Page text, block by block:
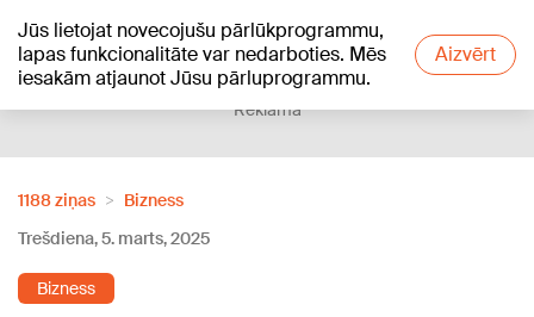
Jūs lietojat novecojušu pārlūkprogrammu,
lapas funkcionalitāte var nedarboties. Mēs
iesakām atjaunot Jūsu pārluprogrammu.
Aizvērt
+17°C
Reklāma
1188 ziņas
Bizness
Trešdiena, 5. marts, 2025
Bizness